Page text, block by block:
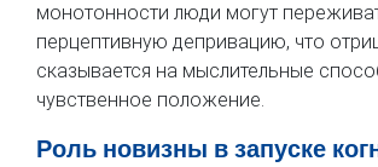
монотонности люди могут
перцептивную депривацию, что
сказывается на мыслительные
чувственное положение.
Роль новизны в запуске